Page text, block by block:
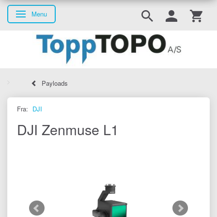
Skifte navigation
Menu
Payloads
Fra: DJI
DJI Zenmuse L1